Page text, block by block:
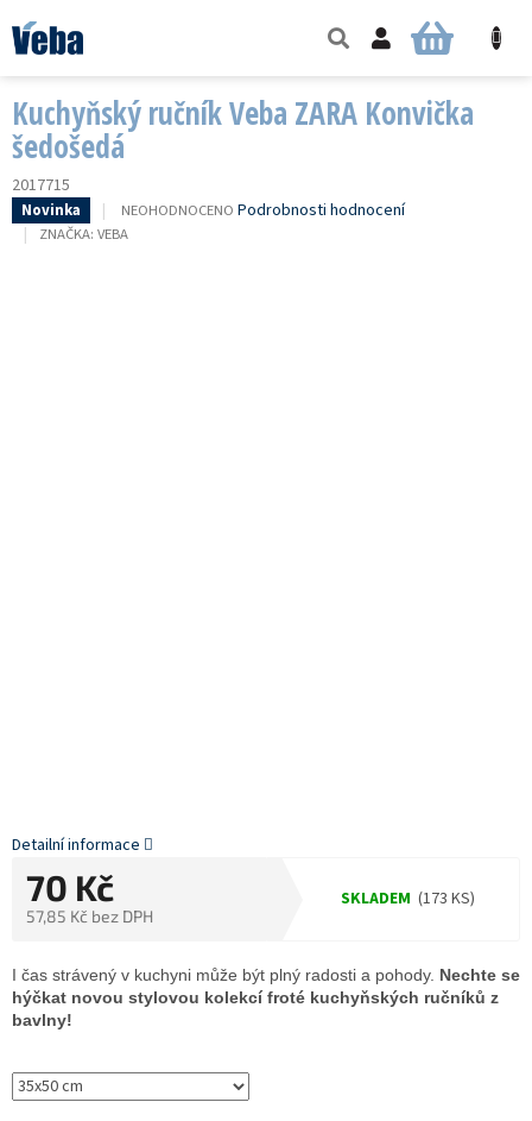
na
obsah
NÁKUPNÍ
Kuchyňský ručník Veba ZARA Konvička
šedošedá
2017715
Novinka
PRŮMĚRNÉ
HODNOCENÍ
NEOHODNOCENO Podrobnosti hodnocení
ZNAČKA: VEBA
70 Kč
57,85 Kč bez DPH
SKLADEM (173 KS)
I čas strávený v kuchyni může být plný radosti a pohody. Nechte se
hýčkat novou stylovou kolekcí froté kuchyňských ručníků z
bavlny!
Detailní informace